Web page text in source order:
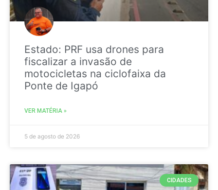
Estado: PRF usa drones para
fiscalizar a invasão de
motocicletas na ciclofaixa da
Ponte de Igapó
VER MATÉRIA »
5 de agosto de 2026
CIDADES